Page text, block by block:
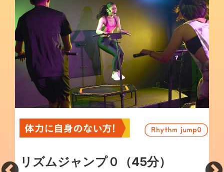
リズムジャンプ０（45分）